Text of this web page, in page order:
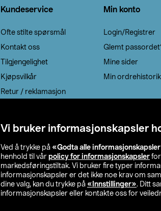
Vi bruker informasjonskapsler
Ved å trykke på «Godta alle
henhold til vår policy for informasjonskapsler
markedsføringstiltak. Vi bruker fire typer
informasjonskapsler er det ikke noe krav om
dine valg, kan du trykke på «Innstillinger». Ditt
informasjonskapsler eller kontakte oss for
Kundeservice
Ofte stilte spørsmål
Kontakt oss
Tilgjengelighet
Kjøpsvilkår
Retur / reklamasjon
Min konto
Login/Registrer
Glemt
Mine sider
Min